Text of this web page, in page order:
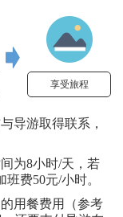
享受旅程
导游取得联系，
为8小时/天，若
费50元/小时。
用餐费用（参考